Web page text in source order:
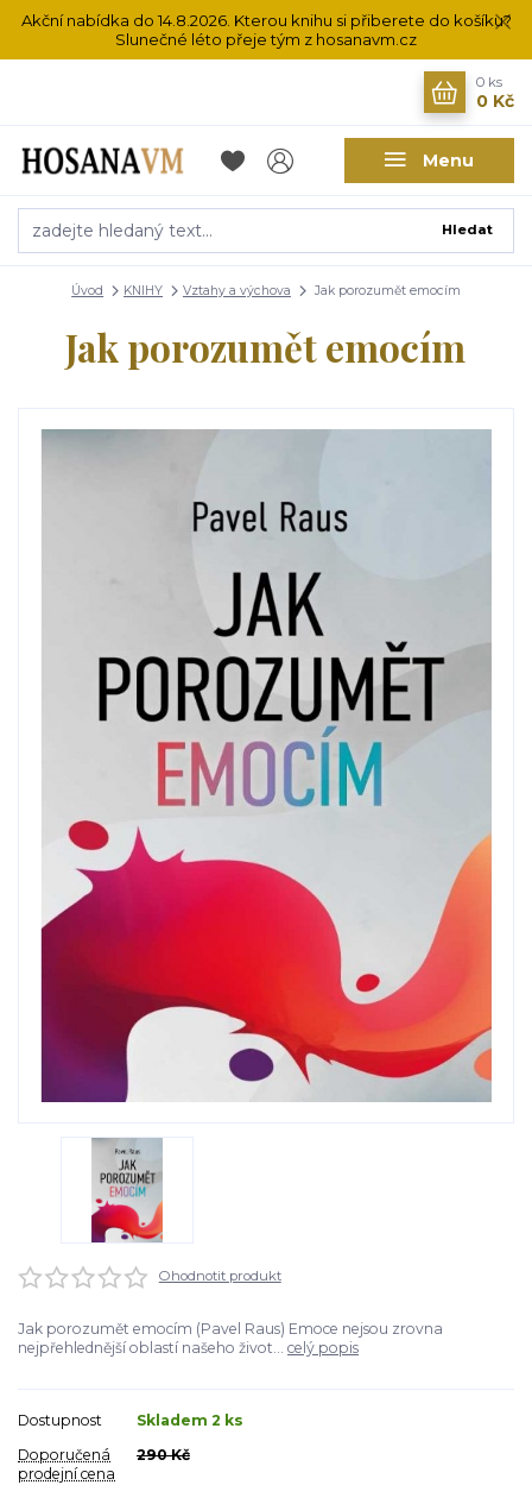
Akční nabídka do 14.8.2026. Kterou knihu si přiberete do košíku?
Slunečné léto přeje tým z hosanavm.cz
Menu
Hledat
0 ks
0 Kč
Úvod KNIHY Vztahy a výchova Jak porozumět emocím
Jak porozumět emocím
Ohodnotit produkt
Jak porozumět emocím (Pavel Raus) Emoce nejsou zrovna
nejpřehlednější oblastí našeho život... celý popis
Dostupnost
Skladem 2 ks
Doporučená
prodejní cena
290 Kč